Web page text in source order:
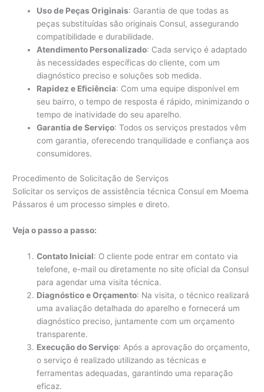
Uso de Peças Originais: Garantia de que todas as
peças substituídas são originais Consul, assegurando
compatibilidade e durabilidade.
Atendimento Personalizado: Cada serviço é adaptado
às necessidades específicas do cliente, com um
diagnóstico preciso e soluções sob medida.
Rapidez e Eficiência: Com uma equipe disponível em
seu bairro, o tempo de resposta é rápido, minimizando o
tempo de inatividade do seu aparelho.
Garantia de Serviço: Todos os serviços prestados vêm
com garantia, oferecendo tranquilidade e confiança aos
consumidores.
Procedimento de Solicitação de Serviços
Solicitar os serviços de assistência técnica Consul em Moema
Pássaros é um processo simples e direto.
Veja o passo a passo:
Contato Inicial: O cliente pode entrar em contato via
telefone, e-mail ou diretamente no site oficial da Consul
para agendar uma visita técnica.
Diagnóstico e Orçamento: Na visita, o técnico realizará
uma avaliação detalhada do aparelho e fornecerá um
diagnóstico preciso, juntamente com um orçamento
transparente.
Execução do Serviço: Após a aprovação do orçamento,
o serviço é realizado utilizando as técnicas e
ferramentas adequadas, garantindo uma reparação
eficaz.